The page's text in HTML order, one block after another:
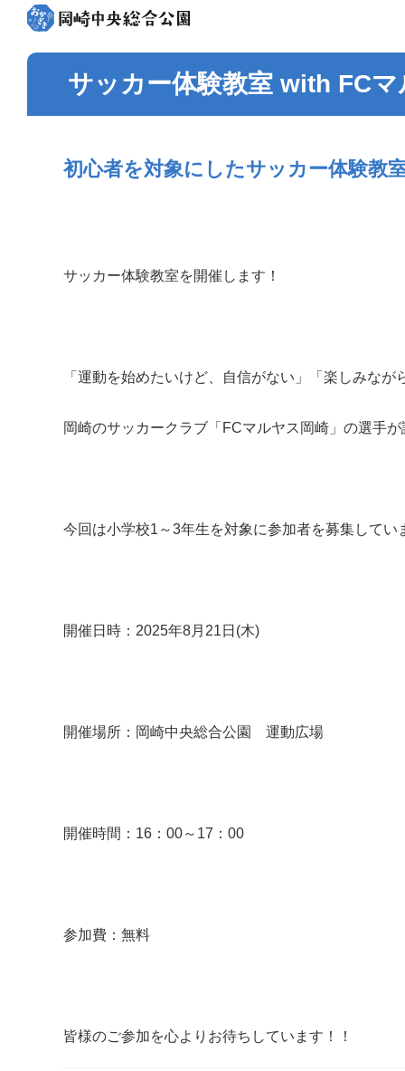
サッカー体験教室 with FCマ
初心者を対象にしたサッカー体験
サッカー体験教室を開催します！
「運動を始めたいけど、自信がない」「楽しみな
岡崎のサッカークラブ「FCマルヤス岡崎」の選手
今回は小学校1～3年生を対象に参加者を募集してい
開催日時：2025年8月21日(木)
開催場所：岡崎中央総合公園 運動広場
開催時間：16：00～17：00
参加費：無料
皆様のご参加を心よりお待ちしています！！